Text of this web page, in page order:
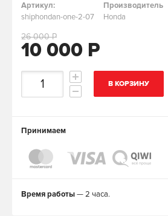
Артикул:
shiphondan-one-2-07
Производитель
Honda
10 000 Р
26 000 Р
В КОРЗИНУ
Принимаем
Время работы— 2 часа.